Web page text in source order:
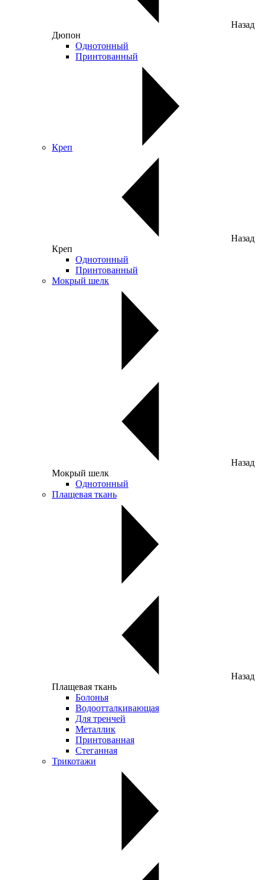
Назад
Дюпон
Однотонный
Принтованный
Креп
Назад
Креп
Однотонный
Принтованный
Мокрый шелк
Назад
Мокрый шелк
Однотонный
Плащевая ткань
Назад
Плащевая ткань
Болонья
Водоотталкивающая
Для тренчей
Металлик
Принтованная
Стеганная
Трикотажи